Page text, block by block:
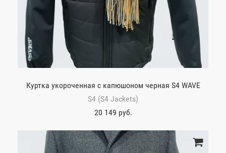
Куртка укороченная с капюшоном черная S4 WAVE
S4 (S4 Jackets)
20 149 руб.